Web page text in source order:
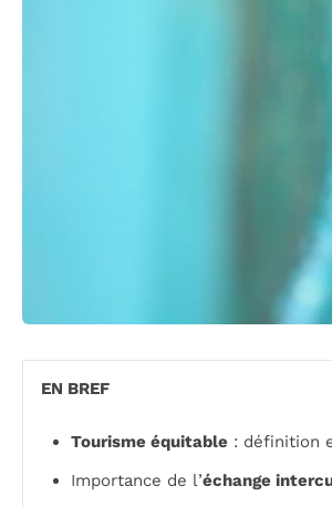
EN BREF
Tourisme équitable : définition
Importance de l’échange